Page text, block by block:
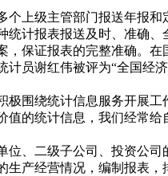
个上级主管部门报送年报
统计报表报送及时、准确
，保证报表的完整准确。
员谢红伟被评为“全国经济
极围绕统计信息服务开展
值的统计信息，我们经常
、二级子公司、投资公
产经营情况，编制报表，